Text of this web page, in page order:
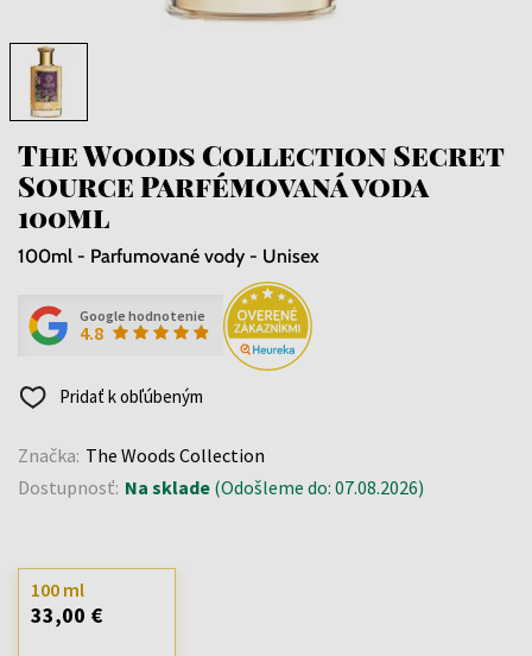
The Woods Collection Secret
Source Parfémovaná voda
100ml
100ml - Parfumované vody - Unisex
Google hodnotenie
4.8
Pridať k obľúbeným
Značka: The Woods Collection
Dostupnosť: Na sklade (Odošleme do: 07.08.2026)
100 ml
33,00 €